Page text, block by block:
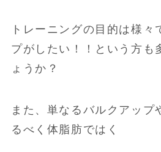
トレーニングの目的は様々
プがしたい！！という方も
ょうか？
また、単なるバルクアップ
るべく体脂肪ではく